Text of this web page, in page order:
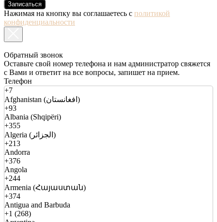
Записаться
Нажимая на кнопку вы соглашаетесь с политикой
конфиденциальности
Обратный звонок
Оставьте свой номер телефона и нам администратор свяжется
с Вами и ответит на все вопросы, запишет на прием.
Телефон
+7
Afghanistan (افغانستان)
+93
Albania (Shqipëri)
+355
Algeria (الجزائر)
+213
Andorra
+376
Angola
+244
Armenia (Հայաստան)
+374
Antigua and Barbuda
+1 (268)